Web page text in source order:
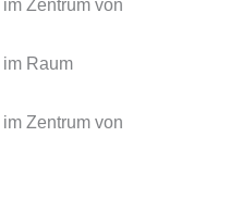
Zentrum von
Raum
Zentrum von